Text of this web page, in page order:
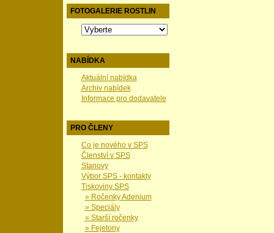
FOTOGALERIE ROSTLIN
NABÍDKA
Aktuální nabídka
Archiv nabídek
Informace pro dodavatele
PRO ČLENY
Co je nového v SPS
Členství v SPS
Stanovy
Výbor SPS - kontakty
Tiskoviny SPS
» Ročenky Adenium
» Speciály
» Starší ročenky
» Fejetony